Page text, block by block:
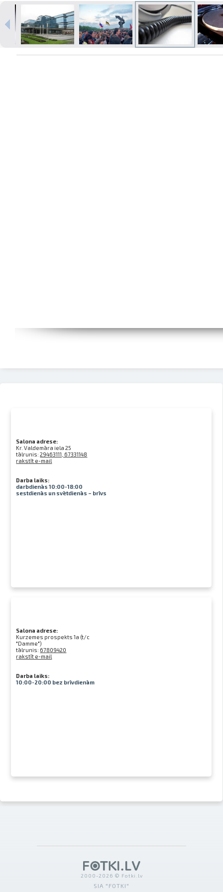
Izdrukas 1h laikā Rīgā – pasūtiet
tiešsaistē
Dažādi formāti un papīra veidi
Salona adrese:
Kr. Valdemāra iela 25
tālrunis:29463111, 67331148
rakstīt e-mail
Darba laiks:
darbdienās 10:00-18:00
sestdienās un svētdienās – brīvs
Salona adrese:
Kurzemes prospekts 1a (t/c
"Damme")
tālrunis: 67809420
rakstīt e-mail
Darba laiks:
10:00-20:00 bez brīvdienām
2000-2026 © Fotki.lv
SIA "FOTKI"